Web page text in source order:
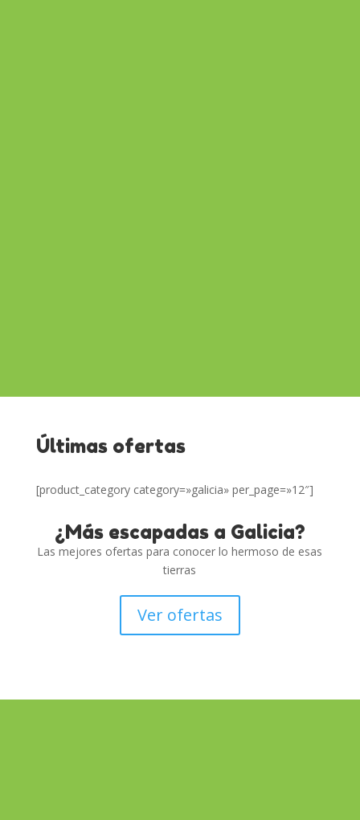
Últimas ofertas
[product_category category=»galicia» per_page=»12″]
¿Más escapadas a Galicia?
Las mejores ofertas para conocer lo hermoso de esas
tierras
Ver ofertas